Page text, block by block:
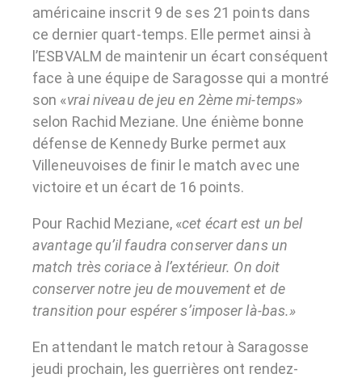
américaine inscrit 9 de ses 21 points dans
ce dernier quart-temps. Elle permet ainsi à
l’ESBVALM de maintenir un écart conséquent
face à une équipe de Saragosse qui a montré
son «vrai niveau de jeu en 2ème mi-temps»
selon Rachid Meziane. Une énième bonne
défense de Kennedy Burke permet aux
Villeneuvoises de finir le match avec une
victoire et un écart de 16 points.
Pour Rachid Meziane, «cet écart est un bel
avantage qu’il faudra conserver dans un
match très coriace à l’extérieur. On doit
conserver notre jeu de mouvement et de
transition pour espérer s’imposer là-bas.»
En attendant le match retour à Saragosse
jeudi prochain, les guerrières ont rendez-